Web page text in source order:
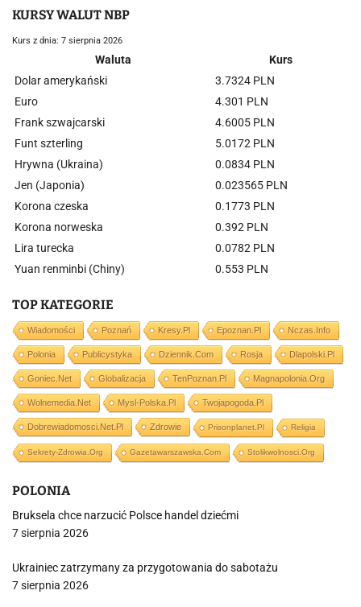
KURSY WALUT NBP
Kurs z dnia: 7 sierpnia 2026
Waluta
Kurs
Dolar amerykański
3.7324 PLN
Euro
4.301 PLN
Frank szwajcarski
4.6005 PLN
Funt szterling
5.0172 PLN
Hrywna (Ukraina)
0.0834 PLN
Jen (Japonia)
0.023565 PLN
Korona czeska
0.1773 PLN
Korona norweska
0.392 PLN
Lira turecka
0.0782 PLN
Yuan renminbi (Chiny)
0.553 PLN
TOP KATEGORIE
Wiadomości Poznań Kresy.pl Epoznan.pl Nczas.info
Polonia Publicystyka Dziennik.com Rosja Dlapolski.pl
Goniec.net Globalizacja TenPoznan.pl Magnapolonia.org
Wolnemedia.net Mysl-Polska.pl Twojapogoda.pl
Dobrewiadomosci.net.pl Zdrowie Prisonplanet.pl Religia
Sekrety-Zdrowia.org Gazetawarszawska.com Stolikwolnosci.org
POLONIA
Bruksela chce narzucić Polsce handel dziećmi
7 sierpnia 2026
Ukrainiec zatrzymany za przygotowania do sabotażu
7 sierpnia 2026